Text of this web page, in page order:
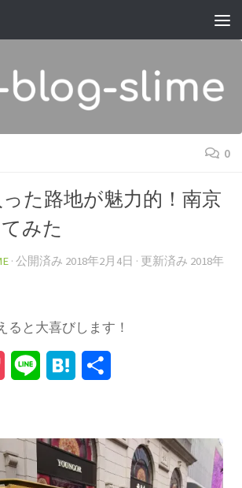
0
た路地が魅力的！南京
みた
· 公開済み 2018年2月4日 · 更新済み 2018年
ると大喜びします！
Pocket Line Hatena